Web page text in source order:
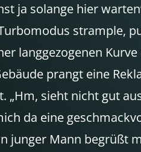
ja solange hier
strample,
langgezogenen
prangt eine
sieht nicht gut
da eine
junger Mann begrüßt